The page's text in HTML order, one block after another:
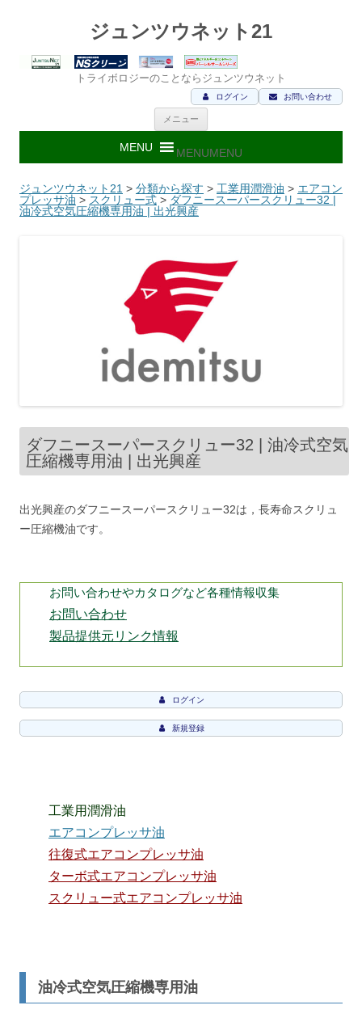
ジュンツウネット21
トライボロジーのことならジュンツウネット
お問い合わせ
ログイン
メニュー
ン
ツ
ス
キ
ッ
MENUMENU
ジュンツウネット21 > 分類から探す > 工業用潤滑油 > エアコン
プレッサ油 > スクリュー式 > ダフニースーパースクリュー32 |
油冷式空気圧縮機専用油 | 出光興産
ダフニースーパースクリュー32 | 油冷式空気
圧縮機専用油 | 出光興産
出光興産のダフニースーパースクリュー32は，長寿命スクリュ
ー圧縮機油です。
お問い合わせやカタログなど各種情報収集
お問い合わせ
製品提供元リンク情報
ログイン
新規登録
工業用潤滑油
エアコンプレッサ油
往復式エアコンプレッサ油
ターボ式エアコンプレッサ油
スクリュー式エアコンプレッサ油
油冷式空気圧縮機専用油